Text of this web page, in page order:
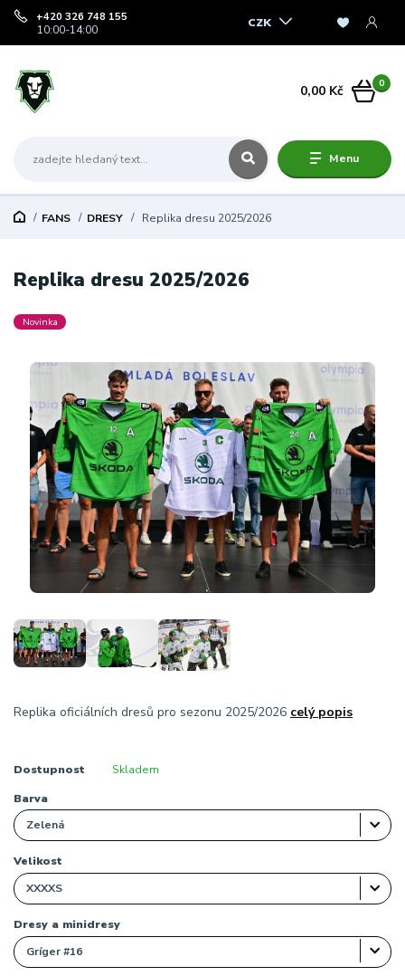
Menu
CZK
+420 326 748 155
10:00-14:00
0
0,00 Kč
FANS DRESY Replika dresu 2025/2026
Replika dresu 2025/2026
Novinka
Replika oficiálních dresů pro sezonu 2025/2026 celý popis
Dostupnost Skladem
Barva
Velikost
Dresy a minidresy